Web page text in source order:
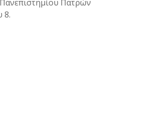
Πανεπιστημίου Πατρών
8.